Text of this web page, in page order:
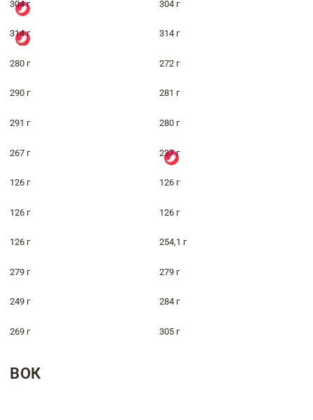
304 г 304 г
314 г 314 г
280 г 272 г
290 г 281 г
291 г 280 г
267 г 237 г
126 г 126 г
126 г 126 г
126 г 254,1 г
279 г 279 г
249 г 284 г
269 г 305 г
ВОК